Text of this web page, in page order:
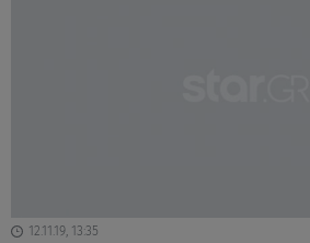
12.11.19, 13:35